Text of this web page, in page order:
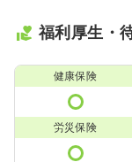
福利厚生・
健康保険
労災保険